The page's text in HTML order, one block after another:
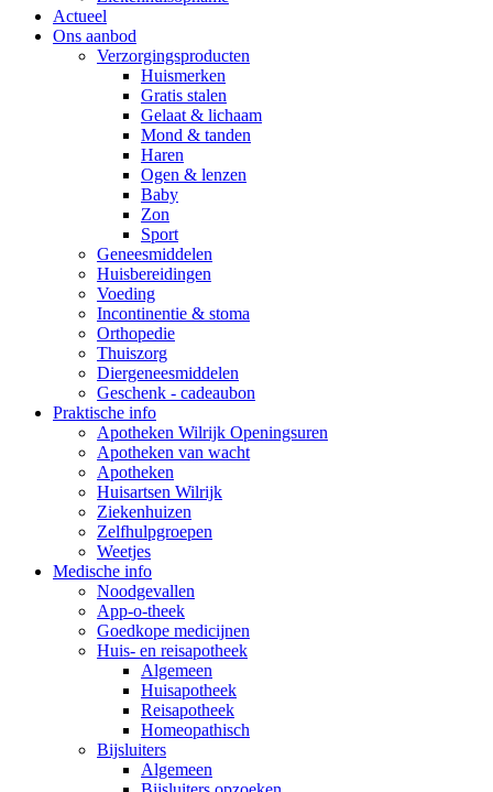
Actueel
Ons aanbod
Verzorgingsproducten
Huismerken
Gratis stalen
Gelaat & lichaam
Mond & tanden
Haren
Ogen & lenzen
Baby
Zon
Sport
Geneesmiddelen
Huisbereidingen
Voeding
Incontinentie & stoma
Orthopedie
Thuiszorg
Diergeneesmiddelen
Geschenk - cadeaubon
Praktische info
Apotheken Wilrijk Openingsuren
Apotheken van wacht
Apotheken
Huisartsen Wilrijk
Ziekenhuizen
Zelfhulpgroepen
Weetjes
Medische info
Noodgevallen
App-o-theek
Goedkope medicijnen
Huis- en reisapotheek
Algemeen
Huisapotheek
Reisapotheek
Homeopathisch
Bijsluiters
Algemeen